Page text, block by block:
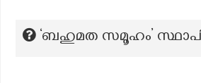
‘ബഹുമത സമൂഹം’